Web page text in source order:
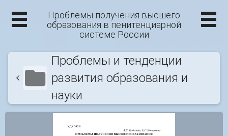
Проблемы получения высшего
образования в пенитенциарной
системе России
Проблемы и тенденции
развития образования и
науки